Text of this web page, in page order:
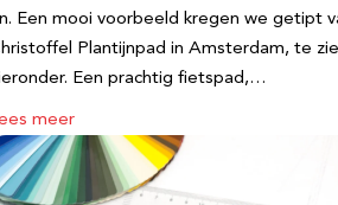
Een mooi voorbeeld kregen we getipt
Plantijnpad in Amsterdam, te
Een prachtig fietspad,…
meer